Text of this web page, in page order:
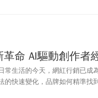
命 AI驅動創作者
常生活的今天，網紅行銷已成
的快速變化，品牌如何精準找
產品管理與AI應用資深總監